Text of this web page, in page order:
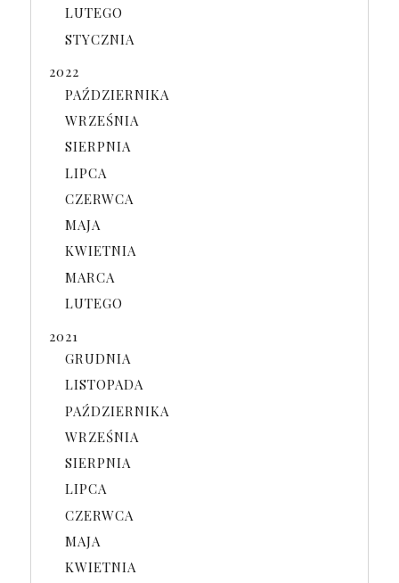
LUTEGO
STYCZNIA
2022
PAŹDZIERNIKA
WRZEŚNIA
SIERPNIA
LIPCA
CZERWCA
MAJA
KWIETNIA
MARCA
LUTEGO
2021
GRUDNIA
LISTOPADA
PAŹDZIERNIKA
WRZEŚNIA
SIERPNIA
LIPCA
CZERWCA
MAJA
KWIETNIA